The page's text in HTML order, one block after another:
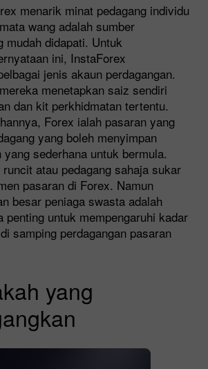
menarik minat pedagang individu
wang adalah sumber
mudah didapati. Untuk
ini, InstaForex
jenis akaun perdagangan.
menetapkan saiz sendiri
dan kit perkhidmatan tertentu.
Forex ialah pasaran yang
yang boleh menyimpan
sederhana untuk bermula.
atau pedagang sahaja sukar
pasaran di Forex. Namun
besar peniaga swasta adalah
penting untuk mempengaruhi kadar
samping perdagangan pasaran
yang